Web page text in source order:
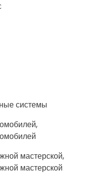
системы
мастерской,
мастерской